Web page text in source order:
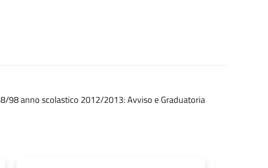
98 anno scolastico 2012/2013: Avviso e Graduatoria